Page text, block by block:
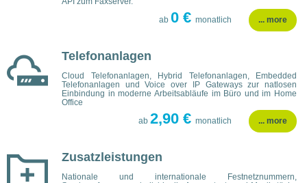
ab 0 € monatlich ... more
Telefonanlagen
Cloud Telefonanlagen, Hybrid Telefonanlagen, Embedded
Telefonanlagen und Voice over IP Gateways zur natlosen
Einbindung in moderne Arbeitsabläufe im Büro und im Home
Office
ab 2,90 € monatlich ... more
Zusatzleistungen
Nationale und internationale Festnetznummern,